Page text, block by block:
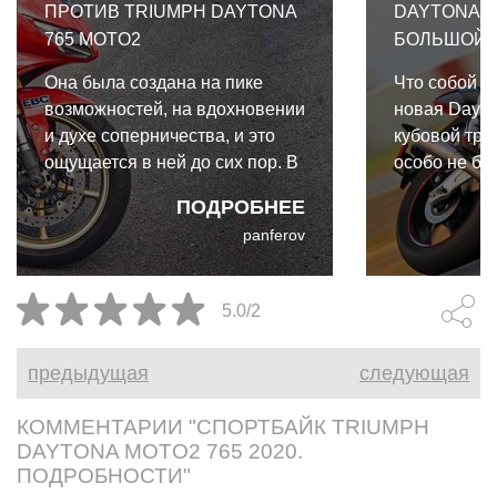
ПРОТИВ TRIUMPH DAYTONA
765 MOTO2
ПОДРОБНЕЕ
Она была создана на пике
возможностей, на вдохновении
и духе соперничества, и это
ощущается в ней до сих пор. В
новой версии ощущается
желание угодить всем и
каждому, сделать хороший
мотоцикл для дорог, трека и
загородных трасс. Встречайте
Triumph Daytona 675 против
Triumph Daytona 765 Moto2
panferov
DAYTONA
БОЛЬШОЙ
Что собой
новая
кубовой
особо не
поводу
рама,
тормоза?
большое
Daytona
5.0/2
предыдущая следующая
КОММЕНТАРИИ "СПОРТБАЙК TRIUMPH
DAYTONA MOTO2 765 2020.
ПОДРОБНОСТИ"